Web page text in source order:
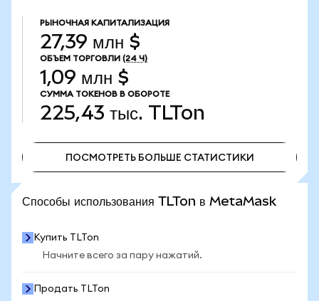
РЫНОЧНАЯ КАПИТАЛИЗАЦИЯ
27,39 млн $
ОБЪЕМ ТОРГОВЛИ (24 Ч)
1,09 млн $
СУММА ТОКЕНОВ В ОБОРОТЕ
225,43 тыс. TLTon
ПОСМОТРЕТЬ БОЛЬШЕ СТАТИСТИКИ
Способы использования TLTon в MetaMask
Купить TLTon
Начните всего за пару нажатий.
Продать TLTon